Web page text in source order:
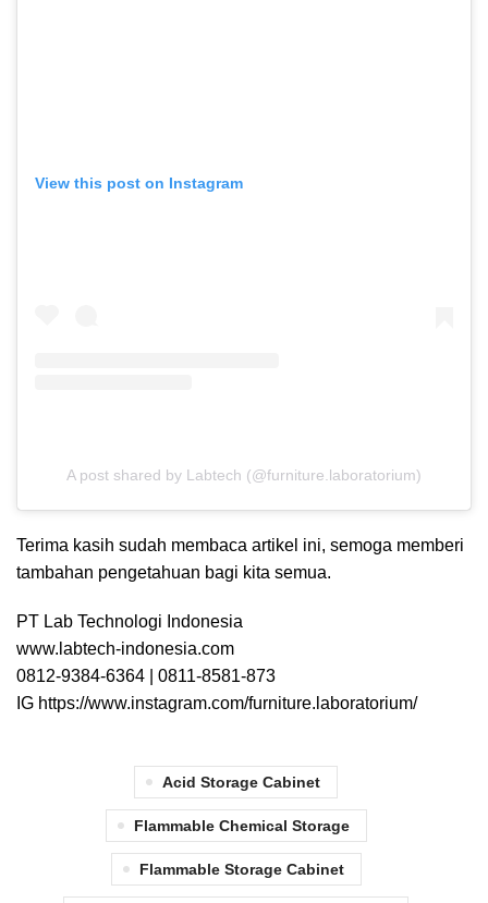
View this post on Instagram
A post shared by Labtech (@furniture.laboratorium)
Terima kasih sudah membaca artikel ini, semoga memberi
tambahan pengetahuan bagi kita semua.
PT Lab Technologi Indonesia
www.labtech-indonesia.com
0812-9384-6364 | 0811-8581-873
IG https://www.instagram.com/furniture.laboratorium/
Acid Storage Cabinet
Flammable Chemical Storage
Flammable Storage Cabinet